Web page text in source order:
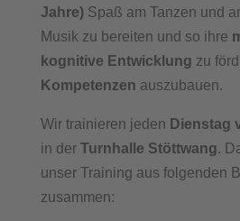
Jahre)Spaß am Tanzen und
Musik zu bereiten und so ihre
kognitive Entwicklung zu
Kompetenzen auszubauen.
Wir trainieren jeden Dienstag
in der Turnhalle Stöttwang.
unser Training aus folgenden
zusammen: